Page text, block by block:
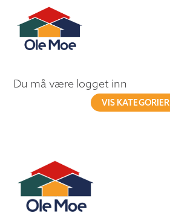
Du må være logget inn
VIS KATEGORIER